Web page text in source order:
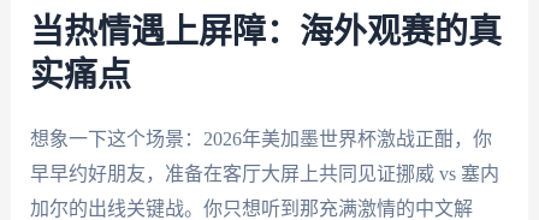
当热情遇上屏障：海外观赛的真
实痛点
想象一下这个场景：2026年美加墨世界杯激战正酣，你
早早约好朋友，准备在客厅大屏上共同见证挪威 vs 塞内
加尔的出线关键战。你只想听到那充满激情的中文解